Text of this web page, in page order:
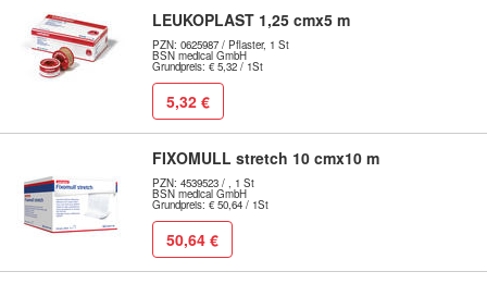
LEUKOPLAST 1,25 cmx5 m
PZN: 0625987 / Pflaster, 1 St
BSN medical GmbH
Grundpreis: € 5,32 / 1St
5,32 €
FIXOMULL stretch 10 cmx10 m
PZN: 4539523 / , 1 St
BSN medical GmbH
Grundpreis: € 50,64 / 1St
50,64 €